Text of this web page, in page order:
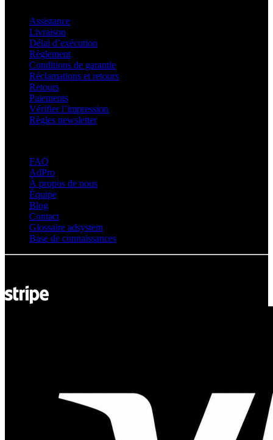
Assistance
Livraison
Délai d’exécution
Règlement
Conditions de garantie
Réclamations et retours
Retours
Paiements
Vérifier l’impression
Règles newsletter
FAQ
AdPro
À propos de nous
Équipe
Blog
Contact
Glossaire adsystem
Base de connaissances